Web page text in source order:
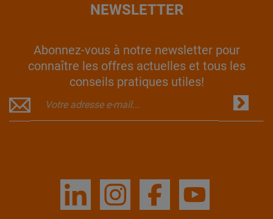
NEWSLETTER
Abonnez-vous à notre newsletter pour
connaître les offres actuelles et tous les
conseils pratiques utiles!